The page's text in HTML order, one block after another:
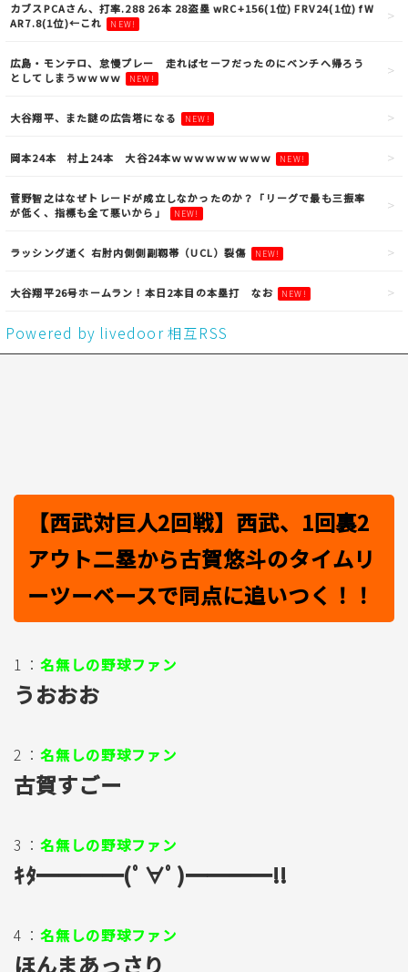
カブスPCAさん、打率.288 26本 28盗塁 wRC+156(1位) FRV24(1位) fW
AR7.8(1位)←これ
NEW!
広島・モンテロ、怠慢プレー 走ればセーフだったのにベンチへ帰ろう
としてしまうｗｗｗｗ
NEW!
大谷翔平、また謎の広告塔になる NEW!
岡本24本 村上24本 大谷24本ｗｗｗｗｗｗｗｗｗ NEW!
菅野智之はなぜトレードが成立しなかったのか？「リーグで最も三振率
が低く、指標も全て悪いから」
NEW!
ラッシング逝く 右肘内側側副靱帯（UCL）裂傷 NEW!
大谷翔平26号ホームラン！本日2本目の本塁打 なお NEW!
Powered by livedoor 相互RSS
【西武対巨人2回戦】西武、1回裏2
アウト二塁から古賀悠斗のタイムリ
ーツーベースで同点に追いつく！！
1 ：名無しの野球ファン
うおおお
2 ：名無しの野球ファン
古賀すごー
3 ：名無しの野球ファン
ｷﾀ━━━━(ﾟ∀ﾟ)━━━━!!
4 ：名無しの野球ファン
ほんまあっさり